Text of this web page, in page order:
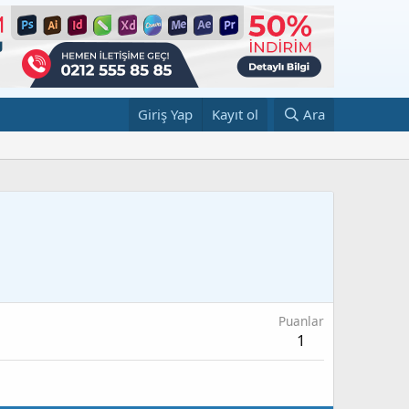
Giriş Yap Kayıt ol Ara
Puanlar
1